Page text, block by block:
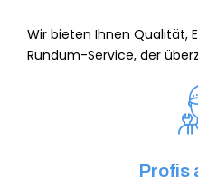
Wir bieten Ihnen Qualität,
Rundum-Service, der
Profis